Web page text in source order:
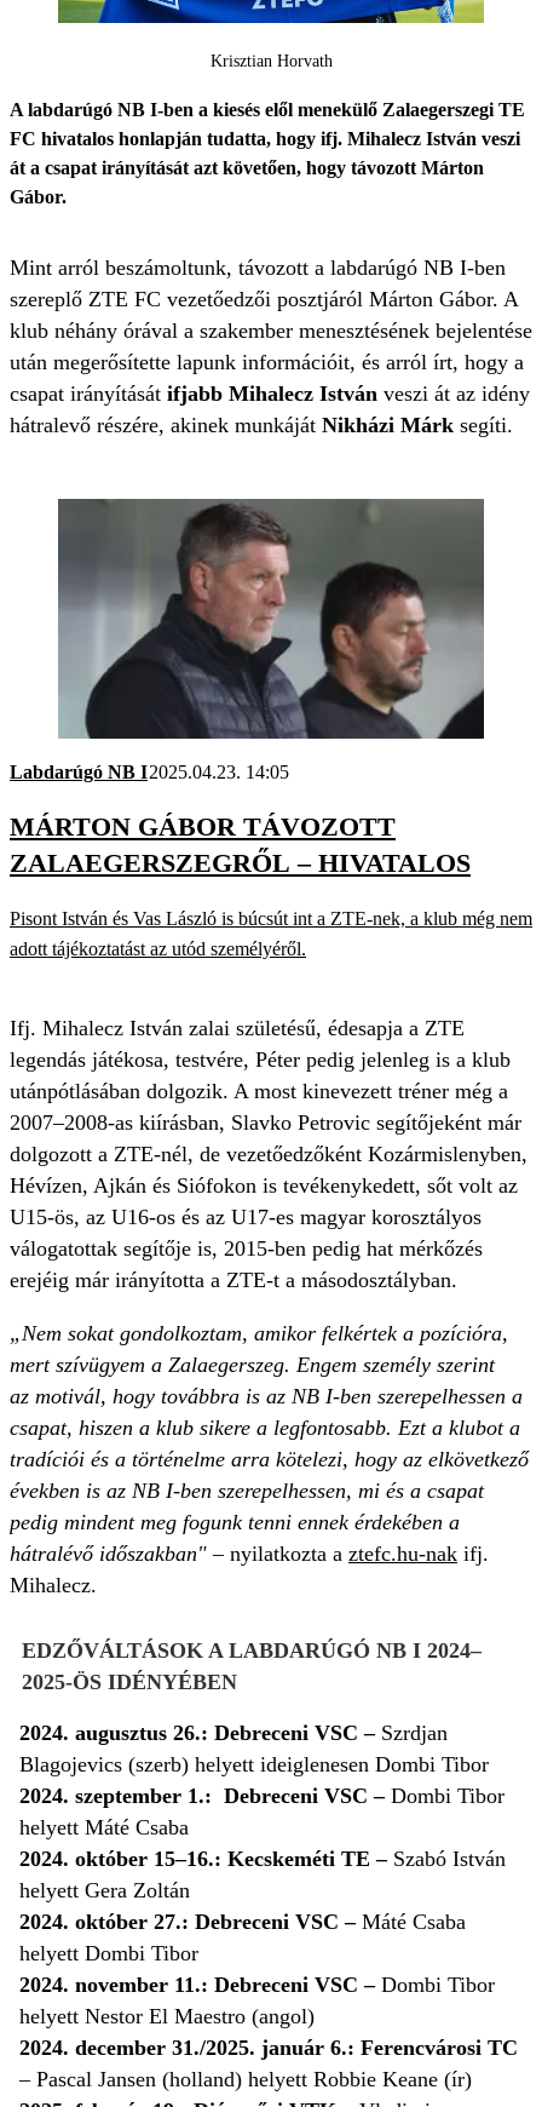
Krisztian Horvath
A labdarúgó NB I-ben a kiesés elől menekülő Zalaegerszegi TE
FC hivatalos honlapján tudatta, hogy ifj. Mihalecz István veszi
át a csapat irányítását azt követően, hogy távozott Márton
Gábor.
Mint arról beszámoltunk, távozott a labdarúgó NB I-ben
szereplő ZTE FC vezetőedzői posztjáról Márton Gábor. A
klub néhány órával a szakember menesztésének bejelentése
után megerősítette lapunk információit, és arról írt, hogy a
csapat irányítását ifjabb Mihalecz István veszi át az idény
hátralevő részére, akinek munkáját Nikházi Márk segíti.
Labdarúgó NB I2025.04.23. 14:05
MÁRTON GÁBOR TÁVOZOTT
ZALAEGERSZEGRŐL – HIVATALOS
Pisont István és Vas László is búcsút int a ZTE-nek, a klub még nem
adott tájékoztatást az utód személyéről.
Ifj. Mihalecz István zalai születésű, édesapja a ZTE
legendás játékosa, testvére, Péter pedig jelenleg is a klub
utánpótlásában dolgozik. A most kinevezett tréner még a
2007–2008-as kiírásban, Slavko Petrovic segítőjeként már
dolgozott a ZTE-nél, de vezetőedzőként Kozármislenyben,
Hévízen, Ajkán és Siófokon is tevékenykedett, sőt volt az
U15-ös, az U16-os és az U17-es magyar korosztályos
válogatottak segítője is, 2015-ben pedig hat mérkőzés
erejéig már irányította a ZTE-t a másodosztályban.
„Nem sokat gondolkoztam, amikor felkértek a pozícióra,
mert szívügyem a Zalaegerszeg. Engem személy szerint
az motivál, hogy továbbra is az NB I-ben szerepelhessen a
csapat, hiszen a klub sikere a legfontosabb. Ezt a klubot a
tradíciói és a történelme arra kötelezi, hogy az elkövetkező
években is az NB I-ben szerepelhessen, mi és a csapat
pedig mindent meg fogunk tenni ennek érdekében a
hátralévő időszakban" – nyilatkozta a ztefc.hu-nak ifj.
Mihalecz.
2024. augusztus 26.: Debreceni VSC – Szrdjan
Blagojevics (szerb) helyett ideiglenesen Dombi Tibor
2024. szeptember 1.: Debreceni VSC –Dombi Tibor
helyett Máté Csaba
2024. október 15–16.: Kecskeméti TE –Szabó István
helyett Gera Zoltán
2024. október 27.: Debreceni VSC –Máté Csaba
helyett Dombi Tibor
2024. november 11.: Debreceni VSC –Dombi Tibor
helyett Nestor El Maestro (angol)
2024. december 31./2025. január 6.: Ferencvárosi TC
– Pascal Jansen (holland) helyett Robbie Keane (ír)
EDZŐVÁLTÁSOK A LABDARÚGÓ NB I 2024–
2025-ÖS IDÉNYÉBEN